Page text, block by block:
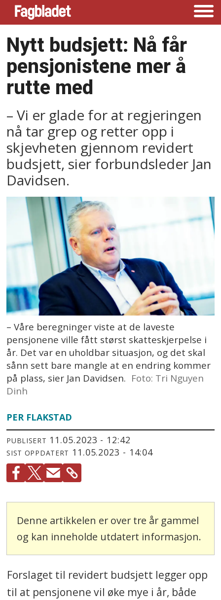
Nytt budsjett: Nå får
pensjonistene mer å
rutte med
– Vi er glade for at regjeringen
nå tar grep og retter opp i
skjevheten gjennom revidert
budsjett, sier forbundsleder Jan
Davidsen.
– Våre beregninger viste at de laveste
pensjonene ville fått størst skatteskjerpelse i
år. Det var en uholdbar situasjon, og det skal
sånn sett bare mangle at en endring kommer
på plass, sier Jan Davidsen. Foto: Tri Nguyen
Dinh
PER FLAKSTAD
PUBLISERT 11.05.2023 - 12:42
SIST OPPDATERT 11.05.2023 - 14:04
Denne artikkelen er over tre år gammel
og kan inneholde utdatert informasjon.
Forslaget til revidert budsjett legger opp
til at pensjonene vil øke mye i år, både